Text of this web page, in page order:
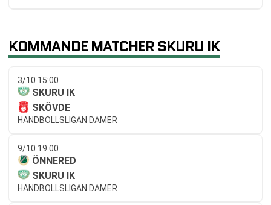
KOMMANDE MATCHER SKURU IK
3/10 15:00
SKURU IK
SKÖVDE
HANDBOLLSLIGAN DAMER
9/10 19:00
ÖNNERED
SKURU IK
HANDBOLLSLIGAN DAMER